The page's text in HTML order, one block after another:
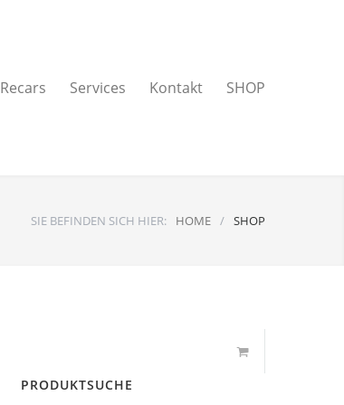
Recars Services Kontakt SHOP
SIE BEFINDEN SICH HIER: HOME / SHOP
PRODUKTSUCHE